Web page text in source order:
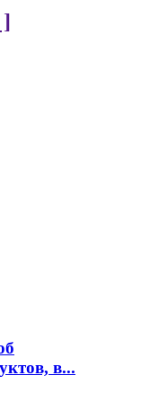
в...